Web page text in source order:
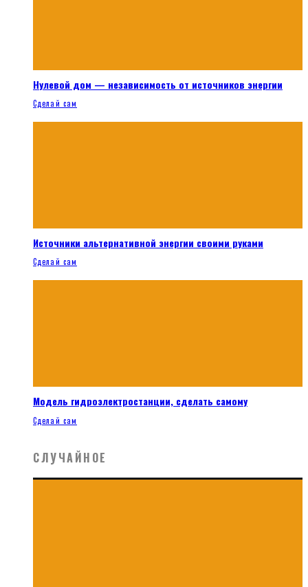
Нулевой дом — независимость от источников энергии
Сделай сам
Источники альтернативной энергии своими руками
Сделай сам
Модель гидроэлектростанции, сделать самому
Сделай сам
СЛУЧАЙНОЕ